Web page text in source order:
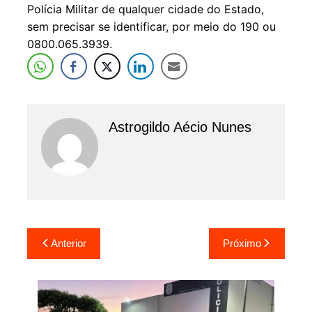
Polícia Militar de qualquer cidade do Estado,
sem precisar se identificar, por meio do 190 ou
0800.065.3939.
Astrogildo Aécio Nunes
Navegação
de
Post
Anterior Próximo